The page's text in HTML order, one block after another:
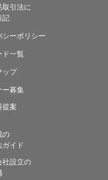
引法に
記
シーポリシー
ド一覧
ップ
ー募集
提案
の
ガイド
社設立の